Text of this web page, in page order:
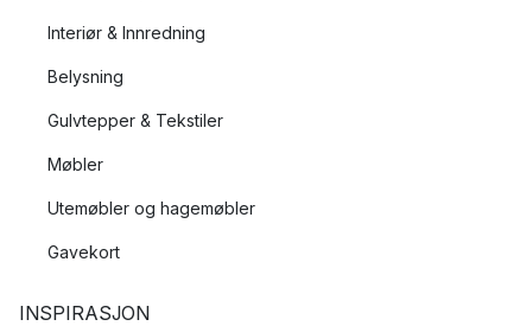
Interiør & Innredning
Belysning
Gulvtepper & Tekstiler
Møbler
Utemøbler og hagemøbler
Gavekort
INSPIRASJON